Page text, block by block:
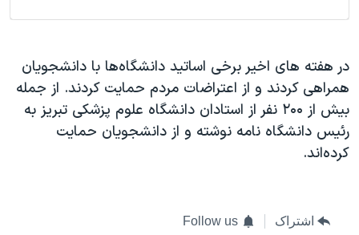
در هفته های اخیر برخی اساتید دانشگاه‌ها با دانشجویان
همراهی کردند و از اعتراضات مردم حمایت کردند. از جمله
بیش از ۲۰۰ نفر از استادان دانشگاه علوم پزشکی تبریز به
رئیس دانشگاه نامه نوشته‌ و از دانشجویان حمایت
کرده‌اند.
اشتراک Follow us